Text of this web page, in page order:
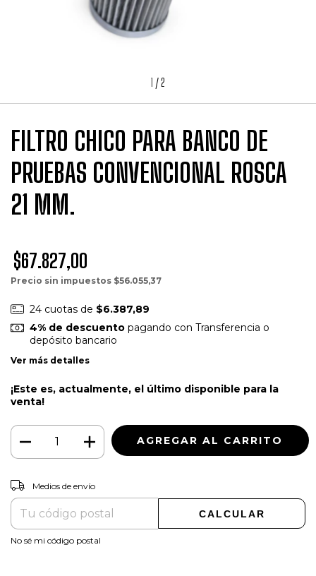
1 /2
FILTRO CHICO PARA BANCO DE
PRUEBAS CONVENCIONAL ROSCA
21 MM.
$67.827,00
Precio sin impuestos $56.055,37
24 cuotas de $6.387,89
4% de descuentopagando con Transferencia o
depósito bancario
Ver más detalles
¡Este es, actualmente, el último disponible para la
venta!
Entregas para el CP:
Medios de envío
CALCULAR
No sé mi código postal